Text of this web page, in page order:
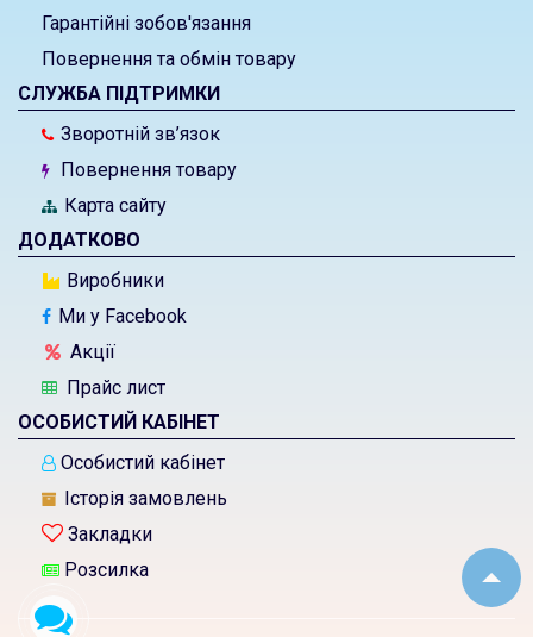
Гарантійні зобов'язання
Повернення та обмін товару
СЛУЖБА ПІДТРИМКИ
Зворотній зв’язок
Повернення товару
Карта сайту
ДОДАТКОВО
Виробники
Ми у Facebook
Акції
Прайс лист
ОСОБИСТИЙ КАБІНЕТ
Особистий кабінет
Історія замовлень
Закладки
Розсилка